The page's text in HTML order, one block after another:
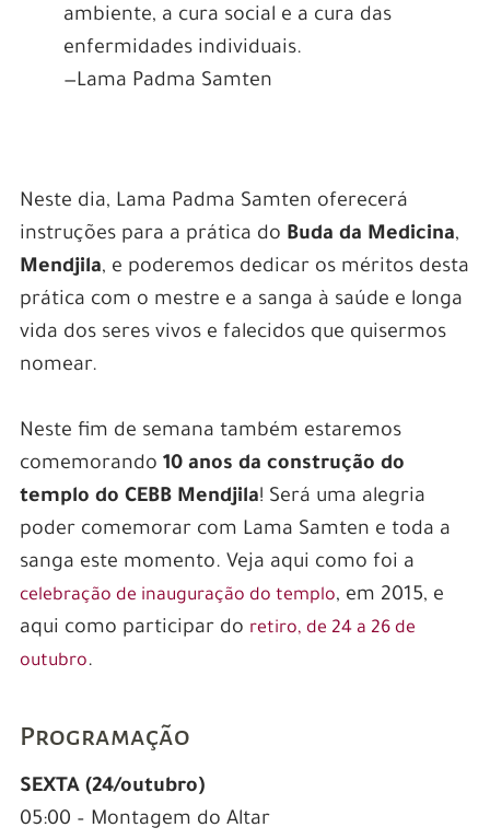
ambiente, a cura social e a cura das
enfermidades individuais.
—Lama Padma Samten
Neste dia, Lama Padma Samten oferecerá
instruções para a prática do Buda da Medicina,
Mendjila, e poderemos dedicar os méritos desta
prática com o mestre e a sanga à saúde e longa
vida dos seres vivos e falecidos que quisermos
nomear.
Neste fim de semana também estaremos
comemorando 10 anos da construção do
templo do CEBB Mendjila! Será uma alegria
poder comemorar com Lama Samten e toda a
sanga este momento. Veja aqui como foi a
celebração de inauguração do templo, em 2015, e
aqui como participar do retiro, de 24 a 26 de
outubro.
Programação
SEXTA (24/outubro)
05:00 – Montagem do Altar